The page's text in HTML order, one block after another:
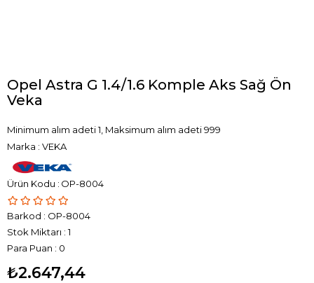
Opel Astra G 1.4/1.6 Komple Aks Sağ Ön
Veka
Minimum alım adeti 1, Maksimum alım adeti 999
Marka : VEKA
OP-8004
Barkod : OP-8004
Stok Miktarı : 1
Para Puan : 0
₺2.647,44